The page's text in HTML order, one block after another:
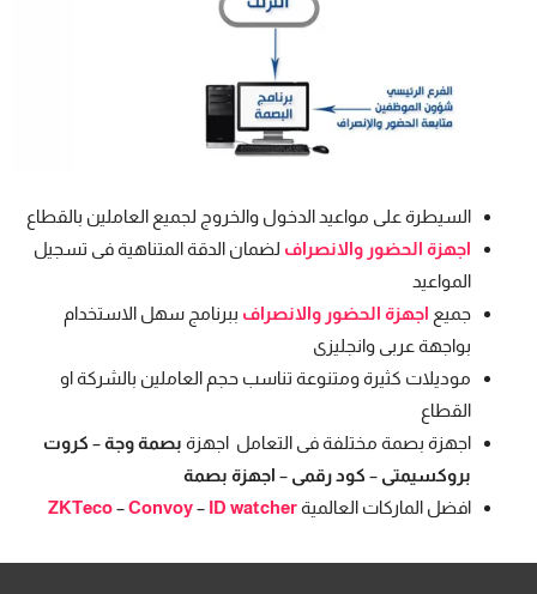
السيطرة على مواعيد الدخول والخروج لجميع العاملين بالقطاع
اجهزة الحضور والانصراف لضمان الدقة المتناهية فى تسجيل
المواعيد
جميع اجهزة الحضور والانصراف ببرنامج سهل الاستخدام
بواجهة عربى وانجليزى
موديلات كثيرة ومتنوعة تناسب حجم العاملين بالشركة او
القطاع
اجهزة بصمة مختلفة فى التعامل اجهزة بصمة وجة– كروت
بروكسيمتى – كود رقمى – اجهزة بصمة
افضل الماركات العالمية
ZKTeco–Convoy– ID watcher